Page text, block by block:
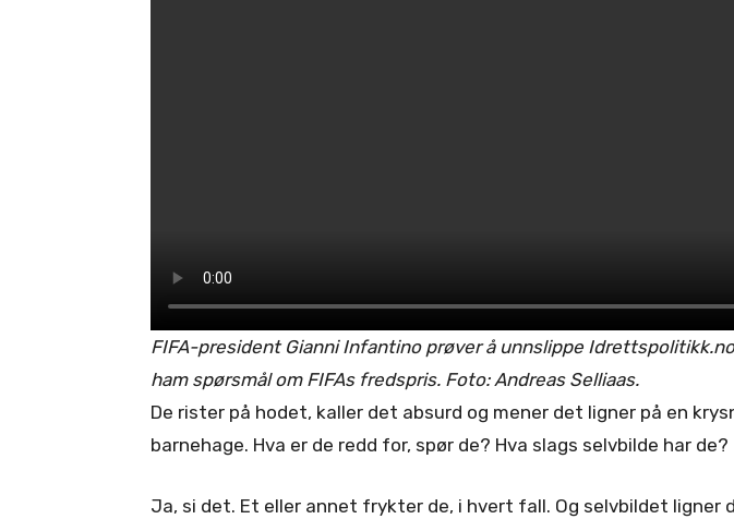
FIFA-president Gianni Infantino prøver å unnslippe
ham spørsmål om FIFAs fredspris. Foto: Andreas Selliaas.
De rister på hodet, kaller det absurd og mener det ligner på en
barnehage. Hva er de redd for, spør de? Hva slags selvbilde har de?
Ja, si det. Et eller annet frykter de, i hvert fall. Og selvbildet ligner